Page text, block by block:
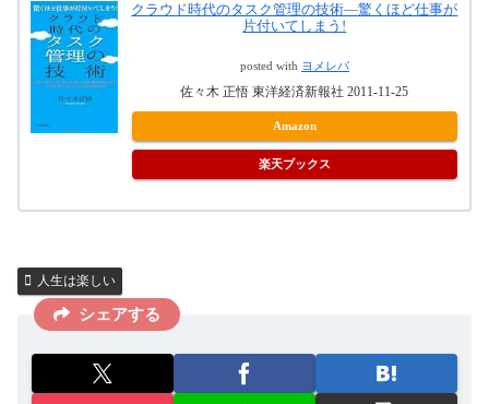
クラウド時代のタスク管理の技術―驚くほど仕事が
片付いてしまう!
posted with ヨメレバ
佐々木 正悟 東洋経済新報社 2011-11-25
Amazon
楽天ブックス
人生は楽しい
シェアする